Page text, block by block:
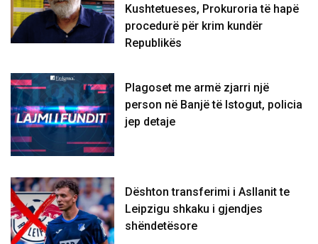
Kushtetueses, Prokuroria të hapë
procedurë për krim kundër
Republikës
Plagoset me armë zjarri një
person në Banjë të Istogut, policia
jep detaje
Dështon transferimi i Asllanit te
Leipzigu shkaku i gjendjes
shëndetësore